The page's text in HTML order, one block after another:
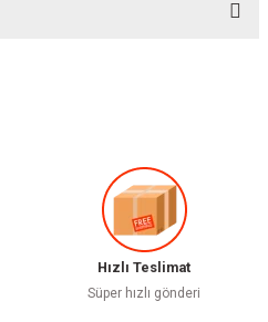
Hızlı Teslimat
Süper hızlı gönderi